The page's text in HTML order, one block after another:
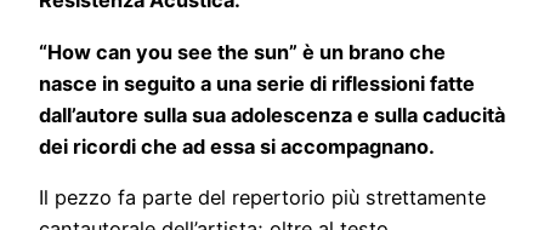
“How can you see the sun” è un brano che
nasce in seguito a una serie di riflessioni fatte
dall’autore sulla sua adolescenza e sulla caducità
dei ricordi che ad essa si accompagnano.
Il pezzo fa parte del repertorio più strettamente